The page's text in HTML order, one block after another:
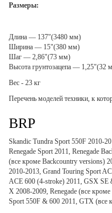
Размеры:
Длина — 137"(3480 мм)
Ширина — 15"(380 мм)
Шаг — 2,86"(73 мм)
Высота грунтозацепа — 1,25"(32
Вес - 23 кг
Перечень моделей техники, к
BRP
Skandic Tundra Sport 550F 2010-
Renegade Sport 2011, Renegade
(все кроме Backcountry versions)
2010-2013, Grand Touring Sport
ACE 600 (4-stroke) 2011, GSX SE
X 2008-2009, Renegade (все
Sport 550F & 600 2011, GTX (все